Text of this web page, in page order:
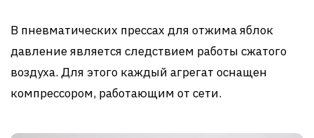
В пневматических прессах для отжима яблок
давление является следствием работы сжатого
воздуха. Для этого каждый агрегат оснащен
компрессором, работающим от сети.